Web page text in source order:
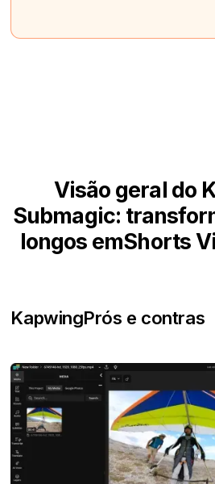
Visão geral do
Submagic:
longos emShorts
KapwingPrós e contras